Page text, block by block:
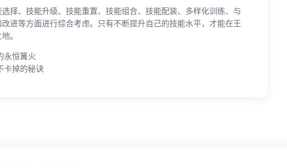
择、技能升级、技能重置、技能组合、技能配装、多样化训练、与
进等方面进行综合考虑。只有不断提升自己的技能水平，才能在王
。
永恒篝火
卡掉的秘诀